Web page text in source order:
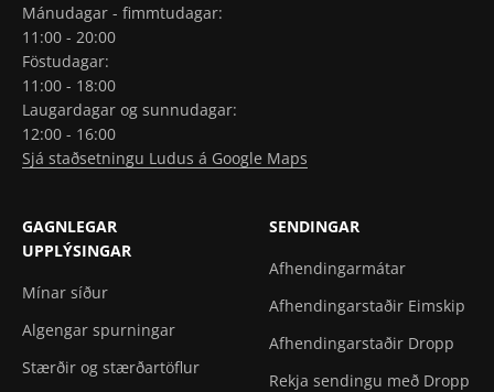
Mánudagar - fimmtudagar:
11:00 - 20:00
Föstudagar:
11:00 - 18:00
Laugardagar og sunnudagar:
12:00 - 16:00
Sjá staðsetningu Ludus á Google Maps
GAGNLEGAR
UPPLÝSINGAR
Mínar síður
Algengar spurningar
Stærðir og stærðartöflur
SENDINGAR
Afhendingarmátar
Afhendingarstaðir Eimskip
Afhendingarstaðir Dropp
Rekja sendingu með Dropp